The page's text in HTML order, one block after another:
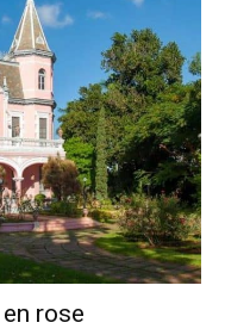
rose